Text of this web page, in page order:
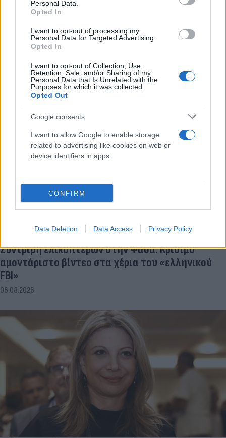
Personal Data.
Opted In
I want to opt-out of processing my
Personal Data for Targeted Advertising.
Opted In
I want to opt-out of Collection, Use,
Retention, Sale, and/or Sharing of my
Personal Data that Is Unrelated with the
Purposes for which it was collected.
Opted Out
Google consents
I want to allow Google to enable storage
related to advertising like cookies on web or
device identifiers in apps.
CONFIRM
Data Deletion Data Access Privacy Policy
Συντριβή ελικοπτέρων στην Ψάθα: Κρίσιμο
αμοντάριστο βίντεο στα χέρια του «ελληνικού
FBI»
06.08.2026